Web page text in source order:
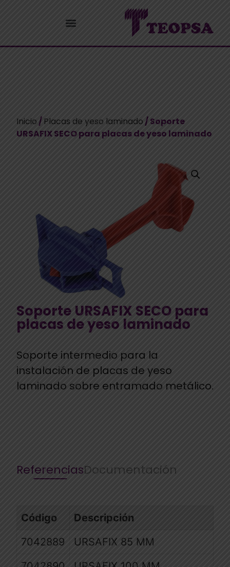
Inicio/Placas de yeso laminado/ Soporte
URSAFIX SECO para placas de yeso laminado
Soporte URSAFIX SECO para
placas de yeso laminado
Soporte intermedio para la
instalación de placas de yeso
laminado sobre entramado metálico.
ReferenciasDocumentación
Código
Descripción
7042889
URSAFIX 85 MM